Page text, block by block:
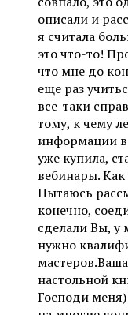
описали и
я считала
это что-то!
что мне до
еще раз
все-таки
тому, к чему
информации в
уже купила,
вебинары. Как
Пытаюсь
конечно,
сделали Вы, у
нужно
настольной
Господи